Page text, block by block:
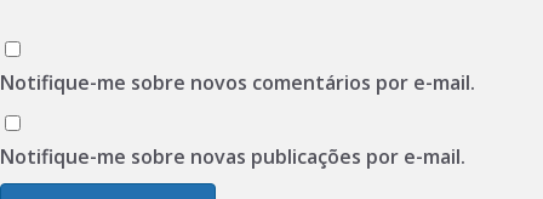
Notifique-me sobre novos comentários por e-mail.
Notifique-me sobre novas publicações por e-mail.